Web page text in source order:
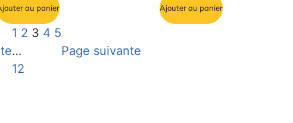
au panier Ajouter au panier
1 2 3 4 5
…
12
Page suivante